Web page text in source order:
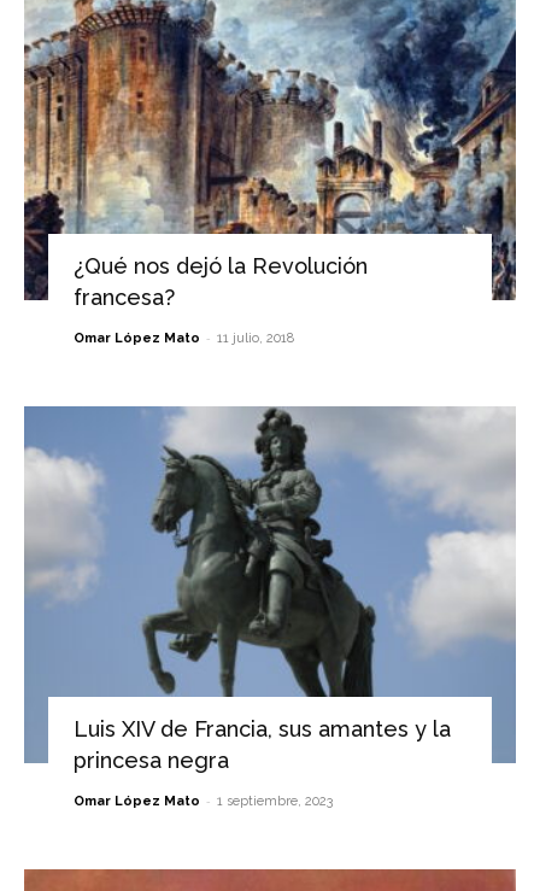
¿Qué nos dejó la Revolución
francesa?
Omar López Mato - 11 julio, 2018
Luis XIV de Francia, sus amantes y la
princesa negra
Omar López Mato - 1 septiembre, 2023